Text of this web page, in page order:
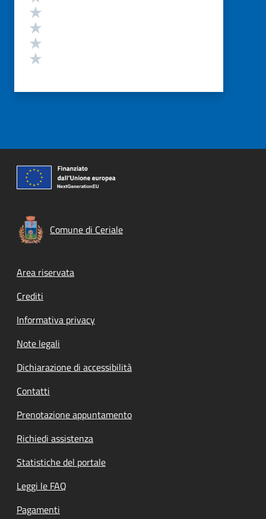
Comune di Ceriale
Footer menu
Area riservata
Crediti
Informativa privacy
Note legali
Dichiarazione di accessibilità
Contatti
Prenotazione appuntamento
Richiedi assistenza
Statistiche del portale
Leggi le FAQ
Pagamenti